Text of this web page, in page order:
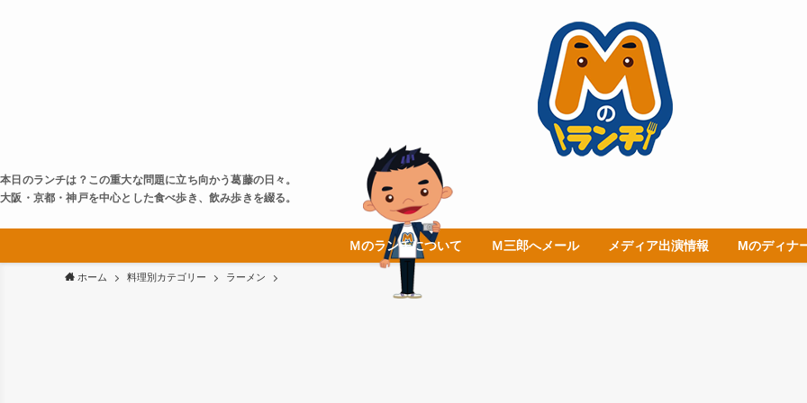
本日のランチは？この重大な問題に立ち向かう葛藤の日々。
大阪・京都・神戸を中心とした食べ歩き、飲み歩きを綴る。
Ｍのランチについて Ｍ三郎へメール メディア出演情報 Mのディナ
ホーム 料理別カテゴリー ラーメン